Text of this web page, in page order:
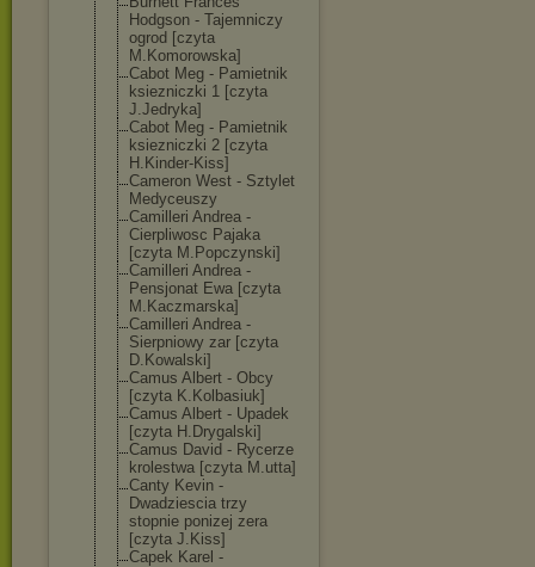
Hodgson - Tajemniczy
ogrod [czyta
M.Komorowska]
Cabot Meg - Pamietnik
ksiezniczki 1 [czyta
J.Jedryka]
Cabot Meg - Pamietnik
ksiezniczki 2 [czyta
H.Kinder-Kiss]
Cameron West - Sztylet
Medyceuszy
Camilleri Andrea -
Cierpliwosc Pajaka
[czyta M.Popczynski]
Camilleri Andrea -
Pensjonat Ewa [czyta
M.Kaczmarska]
Camilleri Andrea -
Sierpniowy zar [czyta
D.Kowalski]
Camus Albert - Obcy
[czyta K.Kolbasiuk]
Camus Albert - Upadek
[czyta H.Drygalski]
Camus David - Rycerze
krolestwa [czyta M.utta]
Canty Kevin -
Dwadziescia trzy
stopnie ponizej zera
[czyta J.Kiss]
Capek Karel -